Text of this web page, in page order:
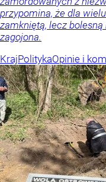
przypomina, że dla
zamkniętą, lecz bolesną
zagojona.
KrajPolitykaOpinie i